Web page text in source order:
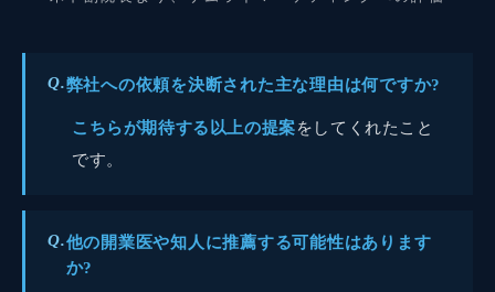
Q.弊社への依頼を決断された主な理由は何ですか?
こちらが期待する以上の提案をしてくれたこと
です。
Q.他の開業医や知人に推薦する可能性はあります
か?